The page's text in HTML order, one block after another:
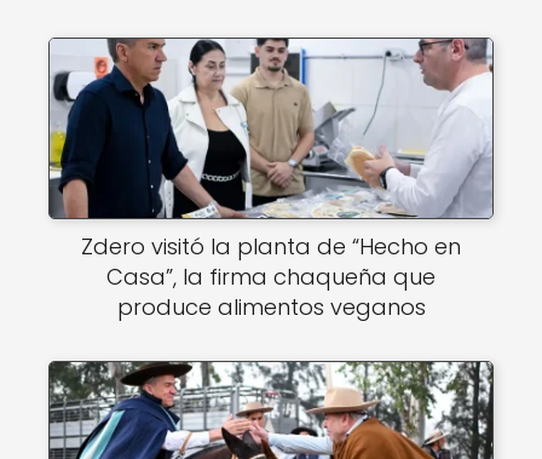
Zdero visitó la planta de “Hecho en
Casa”, la firma chaqueña que
produce alimentos veganos